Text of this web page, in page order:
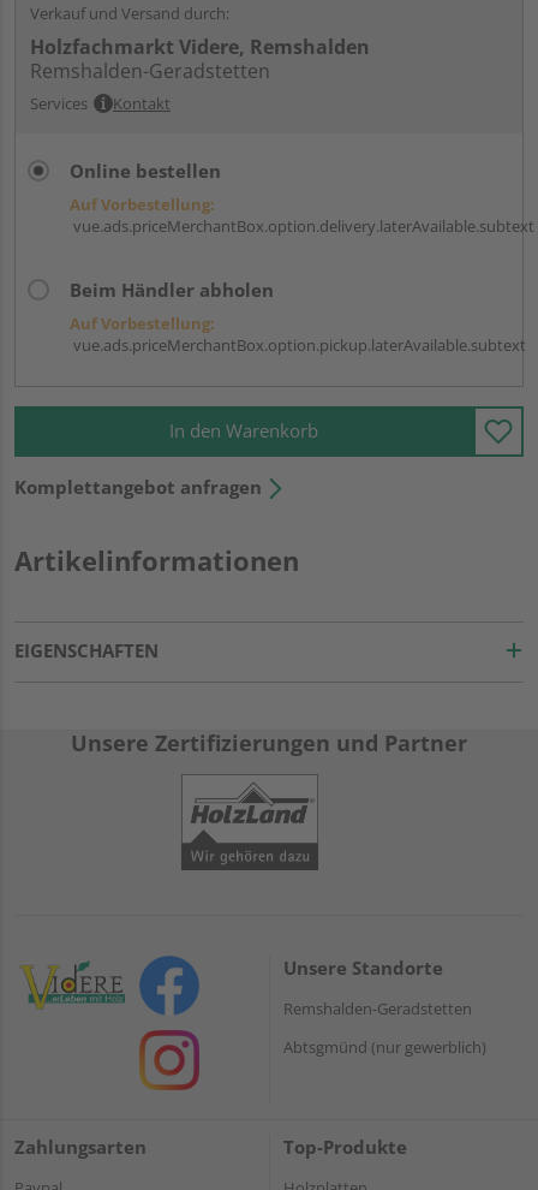
Verkauf und Versand durch:
Holzfachmarkt Videre, Remshalden
Remshalden-Geradstetten
Services Kontakt
Online bestellen
Auf Vorbestellung:
vue.ads.priceMerchantBox.option.delivery.laterAvailable.subtext
Beim Händler abholen
Auf Vorbestellung:
vue.ads.priceMerchantBox.option.pickup.laterAvailable.subtext
In den Warenkorb
Komplettangebot anfragen
Artikelinformationen
EIGENSCHAFTEN
Unsere Zertifizierungen und Partner
Unsere Standorte
Remshalden-Geradstetten
Abtsgmünd (nur gewerblich)
Zahlungsarten Top-Produkte